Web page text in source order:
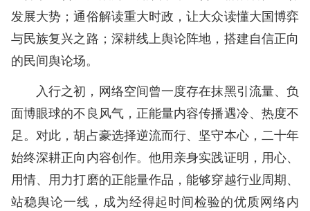
发展大势；通俗解读重大时政，让大众读懂大国博弈
与民族复兴之路；深耕线上舆论阵地，搭建自信正向
的民间舆论场。
入行之初，网络空间曾一度存在抹黑引流量、负
面博眼球的不良风气，正能量内容传播遇冷、热度不
足。对此，胡占豪选择逆流而行、坚守本心，二十年
始终深耕正向内容创作。他用亲身实践证明，用心、
用情、用力打磨的正能量作品，能够穿越行业周期、
站稳舆论一线，成为经得起时间检验的优质网络内